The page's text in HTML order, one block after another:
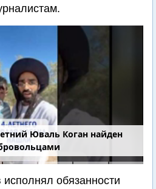
Юваль Коган найден
обязанности